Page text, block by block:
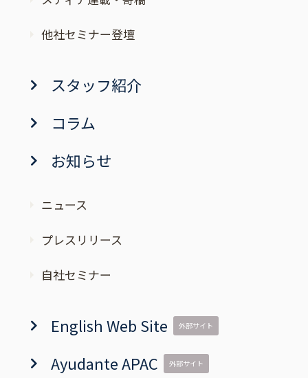
他社セミナー登壇
スタッフ紹介
コラム
お知らせ
ニュース
プレスリリース
自社セミナー
English Web Site 外部サイト
Ayudante APAC 外部サイト